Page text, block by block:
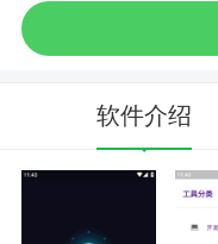
软件介绍